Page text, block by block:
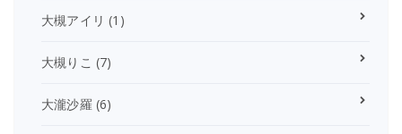
大槻アイリ (1)
大槻りこ (7)
大瀧沙羅 (6)